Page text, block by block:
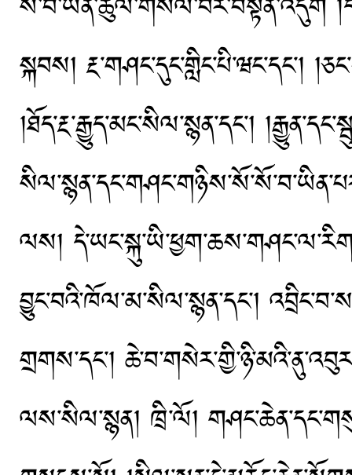
སྐབས། རྔ་གཤང་དུང་གླིང་པི་ཝང་དང་།
།ཐོད་རྔ་རྒྱུད་མང་སིལ་སྙན་དང་།
ལས།
བྱུང་བའི་ཁོལ་མ་སིལ་སྙན་དང་།
གྲགས་དང་།
ལས་སིལ་སྙན། ཁྲི་ལོ།